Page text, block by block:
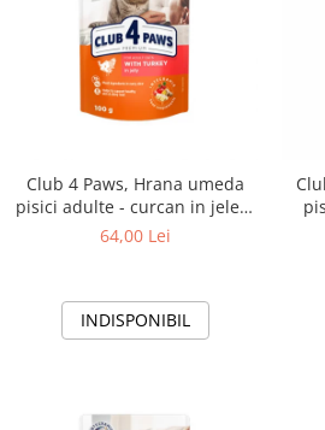
Club 4 Paws, Hrana umeda
pisici adulte - curcan in jeleu,
set 24x100g
64,00 Lei
INDISPONIBIL